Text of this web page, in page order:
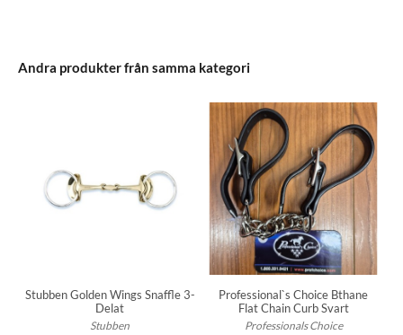
Andra produkter från samma kategori
Stubben Golden Wings Snaffle 3-
Delat
Stubben
Professional`s Choice Bthane
Flat Chain Curb Svart
Professionals Choice